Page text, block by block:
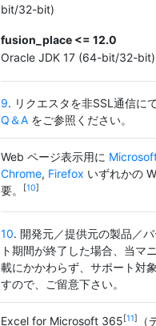
bit/32-bit)
fusion_place <= 12.0
Oracle JDK 17 (64-bit/32-bit)
9. リクエスタを非SSL通信に
Q＆A をご参照ください。
Web ページ表示用に
Chrome, Firefox いずれかの
要。
[10]
10. 開発元／提供元の製品／
ト期間が終了した場合、当マ
載にかかわらず、サポート対
すので、ご留意下さい。
Excel for Microsoft 365 [11]